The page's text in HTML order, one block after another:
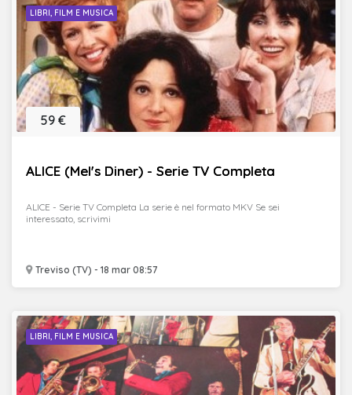
LIBRI, FILM E MUSICA
ALICE (Mel's Diner) - Serie TV Completa
Treviso (TV) - 18 mar 08:57
59 €
ALICE - Serie TV Completa La serie è nel formato MKV Se sei
interessato, scrivimi
LIBRI, FILM E MUSICA